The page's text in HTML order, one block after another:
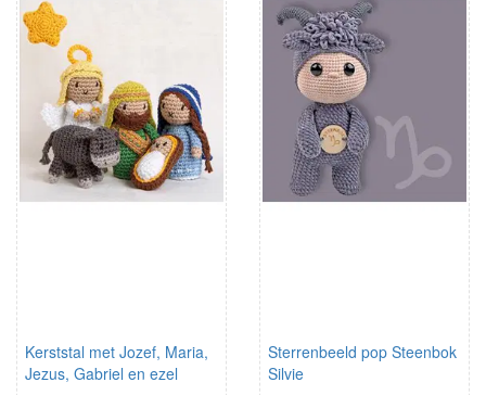
Kerststal met Jozef, Maria,
Jezus, Gabriel en ezel
Sterrenbeeld pop Steenbok
Silvie